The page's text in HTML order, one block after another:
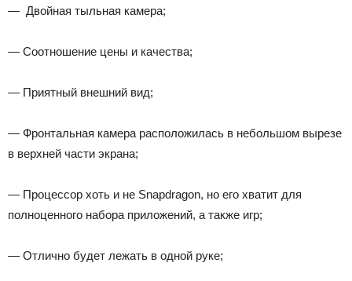
— Двойная тыльная камера;
— Соотношение цены и качества;
— Приятный внешний вид;
— Фронтальная камера расположилась в небольшом вырезе
в верхней части экрана;
— Процессор хоть и не Snapdragon, но его хватит для
полноценного набора приложений, а также игр;
— Отлично будет лежать в одной руке;